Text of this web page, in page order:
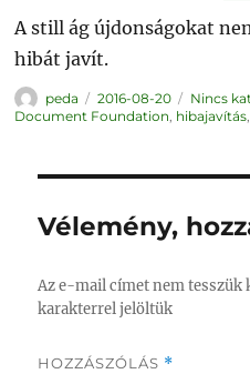
A still ág újdonságokat
hibát javít.
Szerző
peda Közzétéve
2016-08-20 Nincs
Document Foundation, hibajavítás
Vélemény,
Az e-mail címet nem tesszük
karakterrel jelöltük
HOZZÁSZÓLÁS *